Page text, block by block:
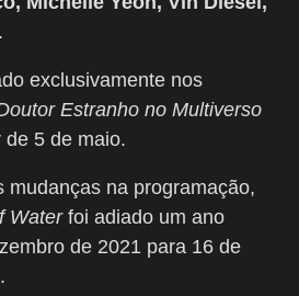
.
exclusivamente nos
Estranho no Multiverso
de 5 de maio.
mudanças na programação,
Waterfoi adiado um ano
de 2021 para 16 de